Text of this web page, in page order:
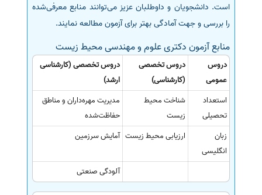
سفارش چکیده گرافیکی
سفارش تهیه کاورلتر
سفارش انگیزه‌نامه‌SOP
است. دانشجویان و داوطلبان عزیز می‌توانند منابع معرفی‌شده
را بررسی و جهت آمادگی بهتر برای آزمون مطالعه نمایند.
منابع آزمون دکتری علوم و مهندسی محیط زیست
دروس
عمومی
دروس تخصصی
(کارشناسی)
دروس تخصصی (کارشناسی
ارشد)
استعداد
تحصیلی
شناخت محیط
زیست
مدیریت مهره‌داران و مناطق
حفاظت‌شده
زبان
انگلیسی
ارزیابی محیط زیست آمایش سرزمین
آلودگی صنعتی